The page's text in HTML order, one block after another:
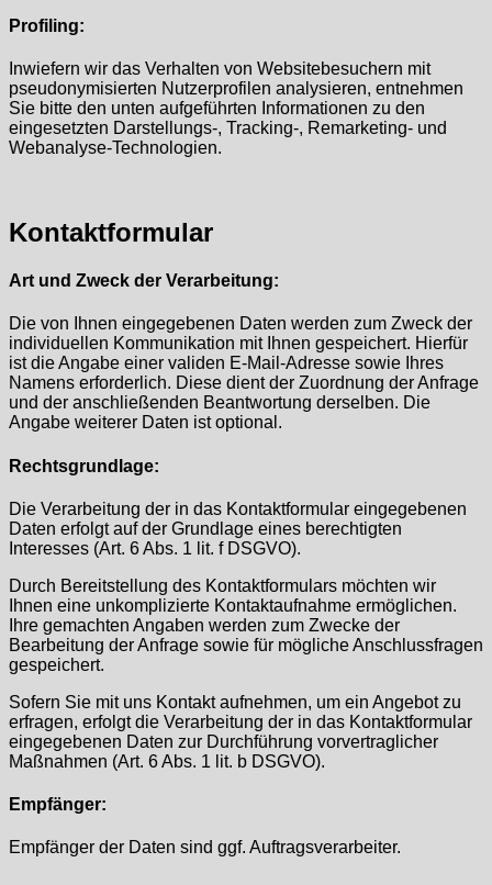
Profiling:
Inwiefern wir das Verhalten von Websitebesuchern mit
pseudonymisierten Nutzerprofilen analysieren, entnehmen
Sie bitte den unten aufgeführten Informationen zu den
eingesetzten Darstellungs-, Tracking-, Remarketing- und
Webanalyse-Technologien.
Kontaktformular
Art und Zweck der Verarbeitung:
Die von Ihnen eingegebenen Daten werden zum Zweck der
individuellen Kommunikation mit Ihnen gespeichert. Hierfür
ist die Angabe einer validen E-Mail-Adresse sowie Ihres
Namens erforderlich. Diese dient der Zuordnung der Anfrage
und der anschließenden Beantwortung derselben. Die
Angabe weiterer Daten ist optional.
Rechtsgrundlage:
Die Verarbeitung der in das Kontaktformular eingegebenen
Daten erfolgt auf der Grundlage eines berechtigten
Interesses (Art. 6 Abs. 1 lit. f DSGVO).
Durch Bereitstellung des Kontaktformulars möchten wir
Ihnen eine unkomplizierte Kontaktaufnahme ermöglichen.
Ihre gemachten Angaben werden zum Zwecke der
Bearbeitung der Anfrage sowie für mögliche Anschlussfragen
gespeichert.
Sofern Sie mit uns Kontakt aufnehmen, um ein Angebot zu
erfragen, erfolgt die Verarbeitung der in das Kontaktformular
eingegebenen Daten zur Durchführung vorvertraglicher
Maßnahmen (Art. 6 Abs. 1 lit. b DSGVO).
Empfänger:
Empfänger der Daten sind ggf. Auftragsverarbeiter.